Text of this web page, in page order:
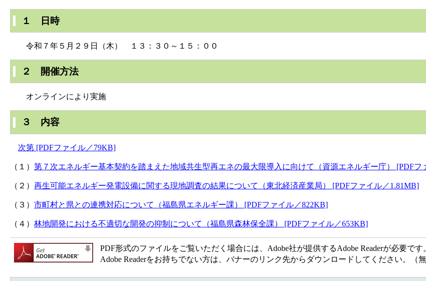
１ 日時
令和７年５月２９日（木） １３：３０～１５：００
２ 開催方法
オンラインにより実施
３ 内容
次第 [PDFファイル／79KB]
（１） 第７次エネルギー基本契約を踏まえた地域共生型再エネの最大限導入に向けて（資源エネルギー庁） [PDFフ
（２） 再生可能エネルギー発電設備に関する現地調査の結果について（東北経済産業局） [PDFファイル／1.81MB]
（３） 市町村と県との連携対応について（福島県エネルギー課） [PDFファイル／822KB]
（４） 林地開発における不適切な開発の抑制について​（福島県森林保全課） [PDFファイル／653KB]
PDF形式のファイルをご覧いただく場合には、Adobe社が提供するAdobe Readerが必要です
Adobe Readerをお持ちでない方は、バナーのリンク先からダウンロードしてください。（無